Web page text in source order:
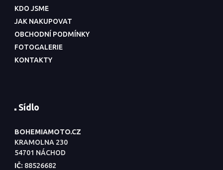
KDO JSME
JAK NAKUPOVAT
OBCHODNÍ PODMÍNKY
FOTOGALERIE
KONTAKTY
Sídlo
BOHEMIAMOTO.CZ
KRAMOLNA 230
54701 NÁCHOD
IČ: 88526682